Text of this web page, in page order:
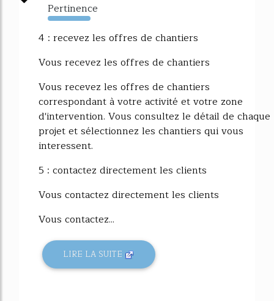
Pertinence
14636%
4 : recevez les offres de chantiers
Vous recevez les offres de chantiers
Vous recevez les offres de chantiers
correspondant à votre activité et votre zone
d'intervention. Vous consultez le détail de chaque
projet et sélectionnez les chantiers qui vous
interessent.
5 : contactez directement les clients
Vous contactez directement les clients
Vous contactez...
LIRE LA SUITE